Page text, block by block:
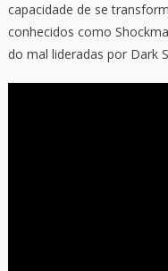
capacidade de se
conhecidos como
do mal lideradas por Dark